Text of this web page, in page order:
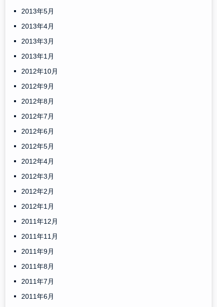
2013年5月
2013年4月
2013年3月
2013年1月
2012年10月
2012年9月
2012年8月
2012年7月
2012年6月
2012年5月
2012年4月
2012年3月
2012年2月
2012年1月
2011年12月
2011年11月
2011年9月
2011年8月
2011年7月
2011年6月